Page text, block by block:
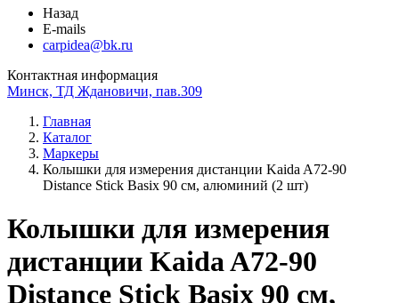
Назад
E-mails
carpidea@bk.ru
Контактная информация
Минск, ТД Ждановичи, пав.309
Главная
Каталог
Маркеры
Колышки для измерения дистанции Kaida A72-90
Distance Stick Basix 90 см, алюминий (2 шт)
Колышки для измерения
дистанции Kaida A72-90
Distance Stick Basix 90 см,